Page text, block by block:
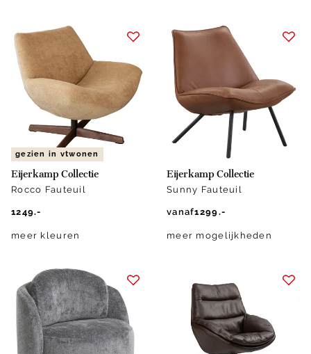
gezien in vtwonen
Eijerkamp Collectie
Rocco Fauteuil
1249.-
meer kleuren
Eijerkamp Collectie
Sunny Fauteuil
vanaf1299.-
meer mogelijkheden